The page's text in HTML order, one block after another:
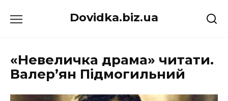
до
Dovidka.biz.ua
«Невеличка драма» читати.
Валер’ян Підмогильний